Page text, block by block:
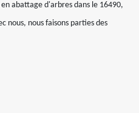
abattage d'arbres dans le 16490,
nous, nous faisons parties des